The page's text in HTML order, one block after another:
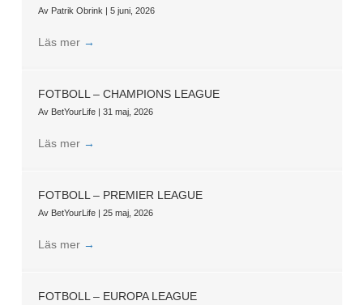
Av Patrik Obrink | 5 juni, 2026
Läs mer →
FOTBOLL – CHAMPIONS LEAGUE
Av BetYourLife | 31 maj, 2026
Läs mer →
FOTBOLL – PREMIER LEAGUE
Av BetYourLife | 25 maj, 2026
Läs mer →
FOTBOLL – EUROPA LEAGUE